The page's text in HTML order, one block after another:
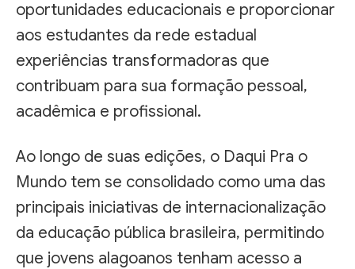
oportunidades educacionais e proporcionar
aos estudantes da rede estadual
experiências transformadoras que
contribuam para sua formação pessoal,
acadêmica e profissional.
Ao longo de suas edições, o Daqui Pra o
Mundo tem se consolidado como uma das
principais iniciativas de internacionalização
da educação pública brasileira, permitindo
que jovens alagoanos tenham acesso a